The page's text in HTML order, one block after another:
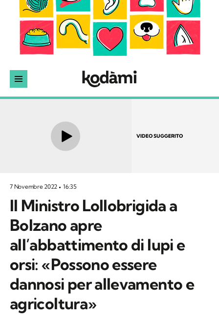
VIDEO SUGGERITO
7 Novembre 2022 16:35
Il Ministro Lollobrigida a
Bolzano apre
all’abbattimento di lupi e
orsi: «Possono essere
dannosi per allevamento e
agricoltura»